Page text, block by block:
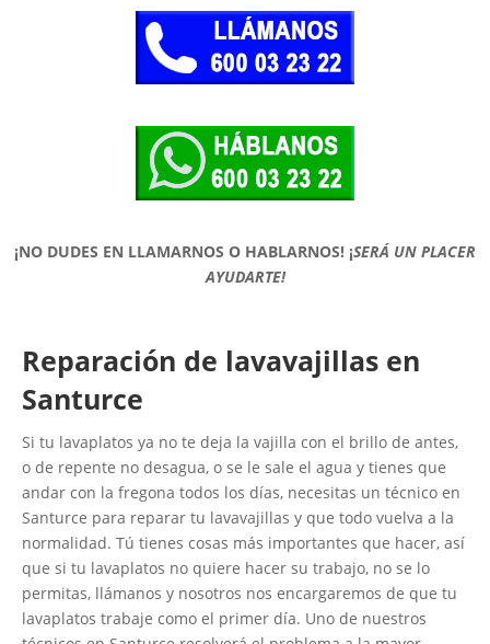
¡NO DUDES EN LLAMARNOS O HABLARNOS! ¡SERÁ UN PLACER
AYUDARTE!
Reparación de lavavajillas en
Santurce
Si tu lavaplatos ya no te deja la vajilla con el brillo de antes,
o de repente no desagua, o se le sale el agua y tienes que
andar con la fregona todos los días, necesitas un técnico en
Santurce para reparar tu lavavajillas y que todo vuelva a la
normalidad. Tú tienes cosas más importantes que hacer, así
que si tu lavaplatos no quiere hacer su trabajo, no se lo
permitas, llámanos y nosotros nos encargaremos de que tu
lavaplatos trabaje como el primer día. Uno de nuestros